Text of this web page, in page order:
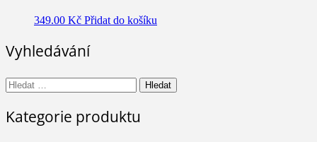
349.00 Kč Přidat do košíku
Vyhledávání
Vyhledávání
Kategorie produktu